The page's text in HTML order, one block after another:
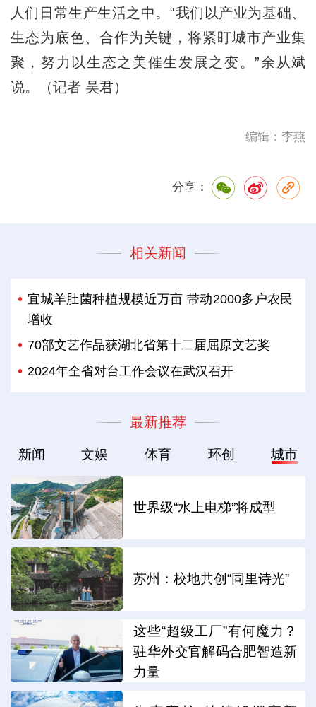
人们日常生产生活之中。“我们以产业为基础、
生态为底色、合作为关键，将紧盯城市产业集
聚，努力以生态之美催生发展之变。”余从斌
说。（记者 吴君）
编辑：李燕
分享：
相关新闻
宜城羊肚菌种植规模近万亩 带动2000多户农民
增收
70部文艺作品获湖北省第十二届屈原文艺奖
2024年全省对台工作会议在武汉召开
最新推荐
新闻 文娱 体育 环创 城市
世界级“水上电梯”将成型
苏州：校地共创“同里诗光”
这些“超级工厂”有何魔力？
驻华外交官解码合肥智造新
力量